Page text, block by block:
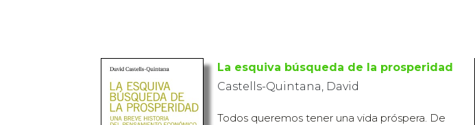
La esquiva búsqueda de la prosperidad
Castells-Quintana, David
Todos queremos tener una vida próspera. De